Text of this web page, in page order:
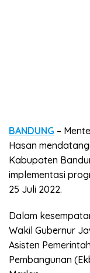
BANDUNG –
Hasan
Kabupaten
implementasi
25 Juli 2022.
Dalam
Wakil Gubernur
Asisten
Pembangunan